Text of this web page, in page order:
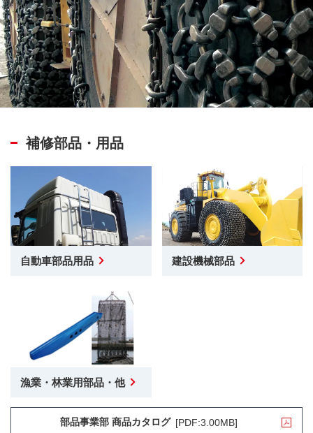
補修部品・用品
自動車部品用品 建設機械部品
漁業・林業用部品・他
部品事業部 商品カタログ [PDF:3.00MB]